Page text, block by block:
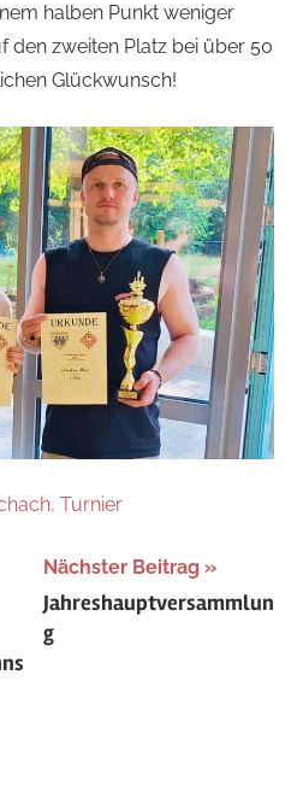
halben Punkt weniger
den zweiten Platz bei über 50
Glückwunsch!
, Turnier
Nächster Beitrag
Jahreshauptversammlun
g